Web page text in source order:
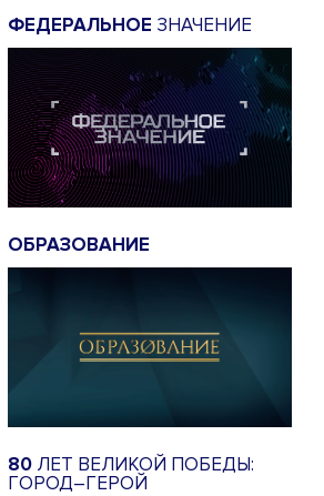
ФЕДЕРАЛЬНОЕ ЗНАЧЕНИЕ
ОБРАЗОВАНИЕ
80 ЛЕТ ВЕЛИКОЙ ПОБЕДЫ:
ГОРОД–ГЕРОЙ